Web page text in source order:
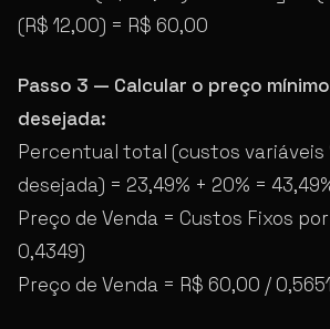
(R$ 12,00) = R$ 60,00
Passo 3 — Calcular o preço
desejada:
Percentual total (custos variáveis
desejada) = 23,49% + 20% =
Preço de Venda = Custos Fixos por
0,4349)
Preço de Venda = R$ 60,00 /